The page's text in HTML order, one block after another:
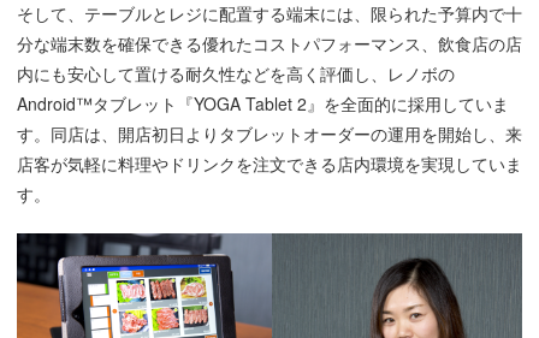
そして、テーブルとレジに配置する端末には、限られた予算内で十
分な端末数を確保できる優れたコストパフォーマンス、飲食店の店
内にも安心して置ける耐久性などを高く評価し、レノボの
Android™タブレット『YOGA Tablet 2』を全面的に採用していま
す。同店は、開店初日よりタブレットオーダーの運用を開始し、来
店客が気軽に料理やドリンクを注文できる店内環境を実現していま
す。